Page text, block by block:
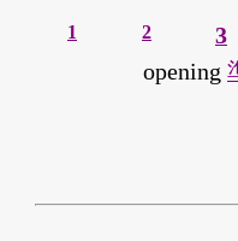
1 2 3
opening